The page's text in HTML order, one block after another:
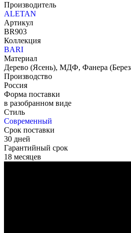
Производитель
ALETAN
Артикул
BR903
Коллекция
BARI
Материал
Дерево (Ясень), МДФ, Фанера
Производство
Россия
Форма поставки
в разобранном виде
Стиль
Современный
Срок поставки
30 дней
Гарантийный срок
18 месяцев